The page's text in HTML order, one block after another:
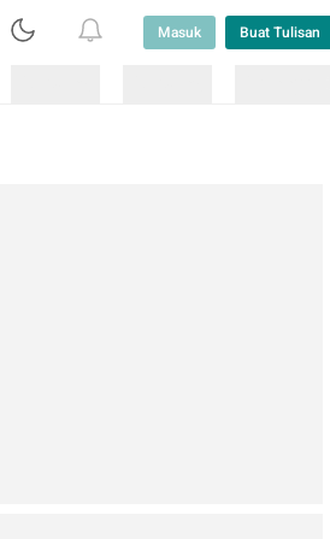
Masuk Buat Tulisan